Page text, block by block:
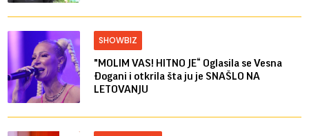
SHOWBIZ
"MOLIM VAS! HITNO JE“ Oglasila se Vesna
Đogani i otkrila šta ju je SNAŠLO NA
LETOVANJU